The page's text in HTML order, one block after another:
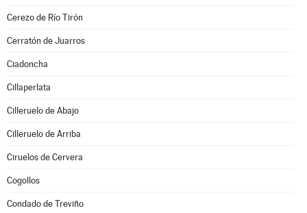
Cerezo de Río Tirón
Cerratón de Juarros
Ciadoncha
Cillaperlata
Cilleruelo de Abajo
Cilleruelo de Arriba
Ciruelos de Cervera
Cogollos
Condado de Treviño